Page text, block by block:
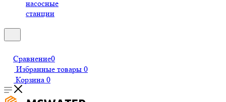
насосные
станции
Сравнение0
Избранные товары 0
Корзина 0